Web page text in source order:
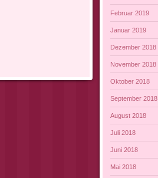
Februar 2019
Januar 2019
Dezember 2018
November 2018
Oktober 2018
September 2018
August 2018
Juli 2018
Juni 2018
Mai 2018